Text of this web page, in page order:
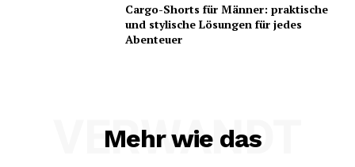
Cargo-Shorts für Männer: praktische
und stylische Lösungen für jedes
Abenteuer
Mehr wie das
VERWANDT